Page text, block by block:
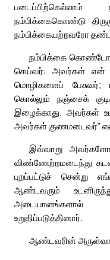
படைப்பிற்கெல்லாம்
நம்பிக்கைகொண்டு
நம்பிக்கையற்றவரோ
நம்பிக்கை
செய்வர்: அவர்கள் என்
மொழிகளைப் பேசுவர்;
கொல்லும் நஞ்சைக்
இழைக்காது. அவர்கள்
அவர்கள் குணமடைவர்”
இவ்வாறு
விண்ணேற்றமடைந்து
புறப்பட்டுச் சென்று
ஆண்டவரும்
அடையாளங்களால்
உறுதிப்படுத்தினார்.
ஆண்டவரின்